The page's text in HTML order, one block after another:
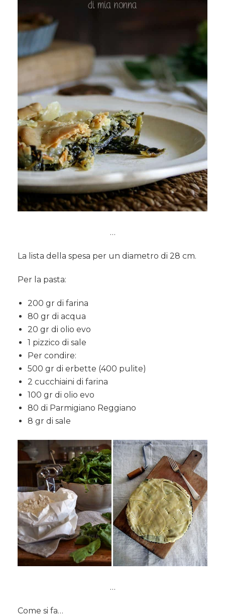
…
La lista della spesa per un diametro di 28 cm.
Per la pasta:
200 gr di farina
80 gr di acqua
20 gr di olio evo
1 pizzico di sale
Per condire:
500 gr di erbette (400 pulite)
2 cucchiaini di farina
100 gr di olio evo
80 di Parmigiano Reggiano
8 gr di sale
…
Come si fa…